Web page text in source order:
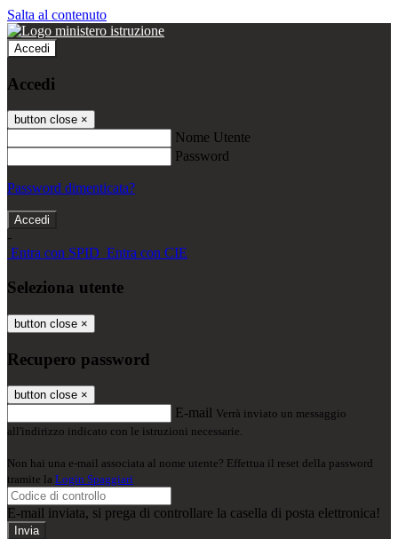
Salta al contenuto
Accedi
Accedi
button close ×
Nome Utente
Password
Password dimenticata?
-
Entra con SPID Entra con CIE
Seleziona utente
button close ×
Recupero password
button close ×
E-mail Verrà inviato un messaggio
all'indirizzo indicato con le istruzioni necessarie.
Non hai una e-mail associata al nome utente? Effettua il reset della password
tramite la Login Spaggiari
E-mail inviata, si prega di controllare la casella di posta elettronica!